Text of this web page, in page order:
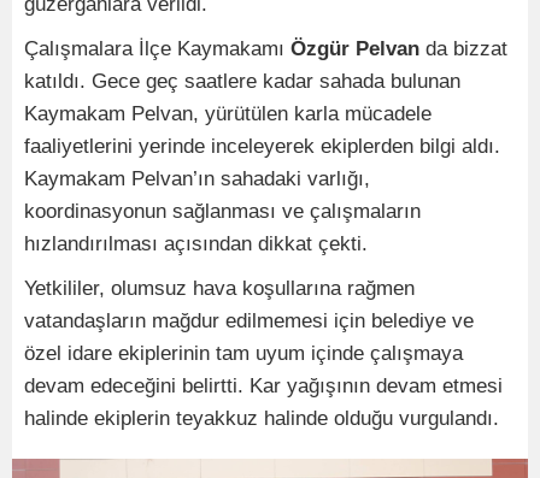
Çalışmalara İlçe Kaymakamı Özgür Pelvan da bizzat
katıldı. Gece geç saatlere kadar sahada bulunan
Kaymakam Pelvan, yürütülen karla mücadele
faaliyetlerini yerinde inceleyerek ekiplerden bilgi aldı.
Kaymakam Pelvan’ın sahadaki varlığı,
koordinasyonun sağlanması ve çalışmaların
hızlandırılması açısından dikkat çekti.
Yetkililer, olumsuz hava koşullarına rağmen
vatandaşların mağdur edilmemesi için belediye ve
özel idare ekiplerinin tam uyum içinde çalışmaya
devam edeceğini belirtti. Kar yağışının devam etmesi
halinde ekiplerin teyakkuz halinde olduğu vurgulandı.